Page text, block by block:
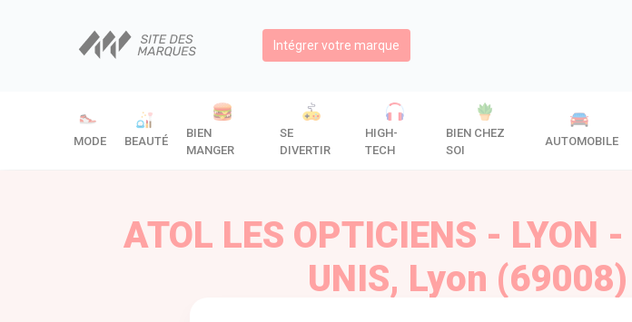
Intégrer votre marque
MODE BEAUTÉ
BIEN
MANGER
SE
DIVERTIR
HIGH-
TECH
BIEN CHEZ
SOI
AUTOMOBILE
ATOL LES OPTICIENS - LYON
UNIS, Lyon